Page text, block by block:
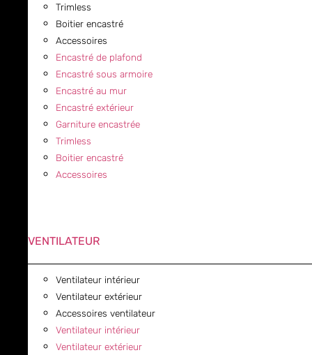
Trimless
Boitier encastré
Accessoires
Encastré de plafond
Encastré sous armoire
Encastré au mur
Encastré extérieur
Garniture encastrée
Trimless
Boitier encastré
Accessoires
VENTILATEUR
Ventilateur intérieur
Ventilateur extérieur
Accessoires ventilateur
Ventilateur intérieur
Ventilateur extérieur